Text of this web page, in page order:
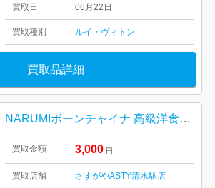
買取日 06月22日
買取種別 ルイ・ヴィトン
買取品詳細
NARUMIボーンチャイナ 高級洋食器10点セット
買取金額 3,000 円
買取店舗 さすがやASTY清水駅店